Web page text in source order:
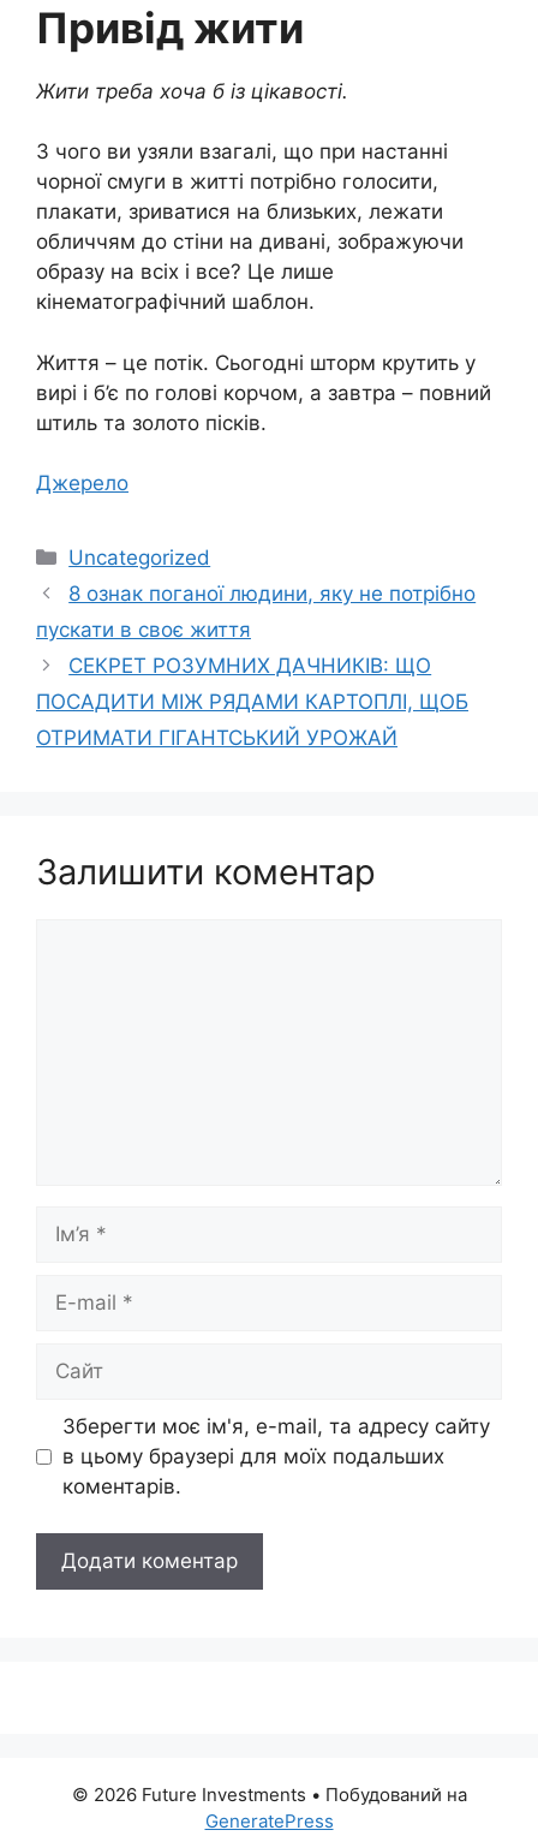
Привід жити
Жити треба хоча б із цікавості.
З чого ви узяли взагалі, що при настанні
чорної смуги в житті потрібно голосити,
плакати, зриватися на близьких, лежати
обличчям до стіни на дивані, зображуючи
образу на всіх і все? Це лише
кінематографічний шаблон.
Життя – це потік. Сьогодні шторм крутить у
вирі і б’є по голові корчом, а завтра – повний
штиль та золото пісків.
Джерело
Категорії
Uncategorized
8 ознак поганої людини, яку не потрібно
пускати в своє життя
СЕКРЕТ РОЗУМНИХ ДАЧНИКІВ: ЩО
ПОСАДИТИ МІЖ РЯДАМИ КАРТОПЛІ, ЩОБ
ОТРИМАТИ ГІГАНТСЬКИЙ УРОЖАЙ
Залишити коментар
Ім’я
Сайт
Зберегти моє ім'я, e-mail, та адресу сайту
в цьому браузері для моїх подальших
коментарів.
© 2026 Future Investments • Побудований на
GeneratePress